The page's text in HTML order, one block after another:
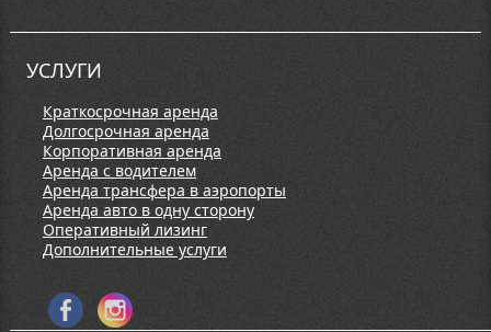
УСЛУГИ
Краткосрочная аренда
Долгосрочная аренда
Корпоративная аренда
Аренда с водителем
Аренда трансфера в аэропорты
Аренда авто в одну сторону
Оперативный лизинг
Дополнительные услуги